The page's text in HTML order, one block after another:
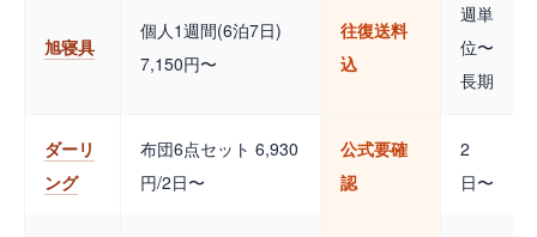
旭寝具
個人1週間(6泊7日)
7,150円〜
往復送料
込
週単
位〜
長期
ダーリ
ング
布団6点セット 6,930
円/2日〜
公式要確
認
2
日〜